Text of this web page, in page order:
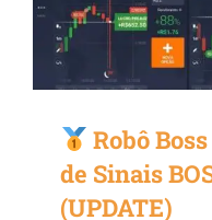
Robô
de Sinais
(UPDATE)